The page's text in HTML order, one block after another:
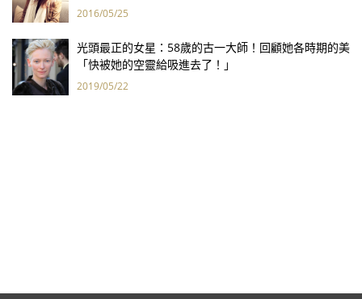
2016/05/25
光頭最正的女星：58歲的古一大師！回顧她各時期的美
「快被她的空靈給吸進去了！」
2019/05/22